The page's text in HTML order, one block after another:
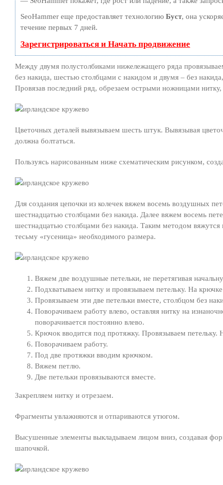
SeoHammer еще предоставляет технологию Буст, она
течение первых 7 дней.
Зарегистрироваться и Начать продвижение
Между двумя полустолбиками нижележащего ряда
без накида, шестью столбцами с накидом и двумя – без
Провязав последний ряд, обрезаем острыми ножницами
Цветочных деталей вывязываем шесть штук. Вывязывая
должна болтаться.
Пользуясь нарисованным ниже схематическим рисунком,
Для создания цепочки из колечек вяжем восемь воздушных
шестнадцатью столбцами без накида. Далее вяжем восемь
шестнадцатью столбцами без накида. Таким методом
тесьму «гусеница» необходимого размера.
Вяжем две воздушные петельки, не перетягивая
Подхватываем нитку и провязываем петельку. На
Провязываем эти две петельки вместе, столбцом без
Поворачиваем работу влево, оставляя нитку на
поворачивается постоянно влево.
Крючок вводится под протяжку. Провязываем петельку.
Поворачиваем работу.
Под две протяжки вводим крючком.
Вяжем петлю.
Две петельки провязываются вместе.
Закрепляем нитку и отрезаем.
Фрагменты увлажняются и отпариваются утюгом.
Высушенные элементы выкладываем лицом вниз, создавая
шапочкой.